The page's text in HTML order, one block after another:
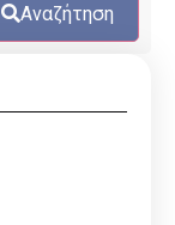
Αναζήτηση